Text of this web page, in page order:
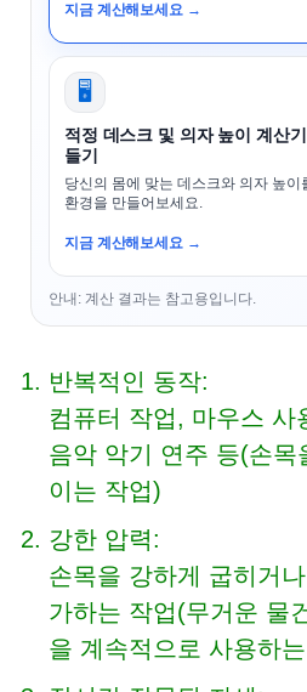
지금 계산해보세요 →
🖥️
적정 데스크 및 의자 높이 계산
들기
당신의 몸에 맞는 데스크와 의자 높이
환경을 만들어보세요.
지금 계산해보세요 →
안내: 계산 결과는 참고용입니다.
반복적인 동작:
컴퓨터 작업, 마우스 사
음악 악기 연주 등(손목
이는 작업)
강한 압력:
손목을 강하게 굽히거
가하는 작업(무거운 물
을 계속적으로 사용하